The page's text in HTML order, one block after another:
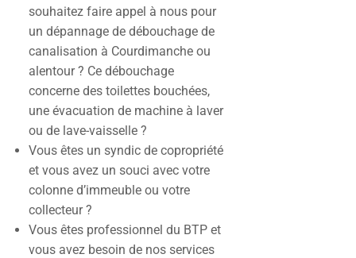
souhaitez faire appel à nous pour
un dépannage de débouchage de
canalisation à Courdimanche ou
alentour ? Ce débouchage
concerne des toilettes bouchées,
une évacuation de machine à laver
ou de lave-vaisselle ?
Vous êtes un syndic de copropriété
et vous avez un souci avec votre
colonne d’immeuble ou votre
collecteur ?
Vous êtes professionnel du BTP et
vous avez besoin de nos services